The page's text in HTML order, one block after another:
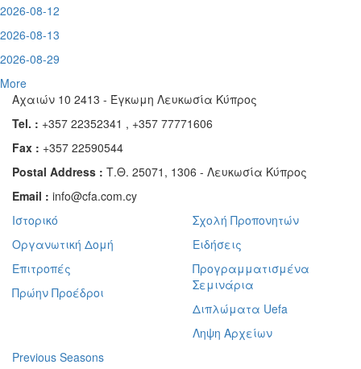
2026-08-12
2026-08-13
2026-08-29
More
Αχαιών 10 2413 - Έγκωμη Λευκωσία Κύπρος
Tel. : +357 22352341 , +357 77771606
Fax : +357 22590544
Postal Address : Τ.Θ. 25071, 1306 - Λευκωσία Κύπρος
Email : info@cfa.com.cy
Ιστορικό
Οργανωτική Δομή
Επιτροπές
Πρώην Προέδροι
Σχολή Προπονητών
Ειδήσεις
Προγραμματισμένα
Σεμινάρια
Διπλώματα Uefa
Ληψη Αρχείων
Previous Seasons